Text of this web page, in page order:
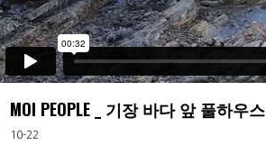
MOI PEOPLE _ 기장 바다 앞 풀하우스
10-22